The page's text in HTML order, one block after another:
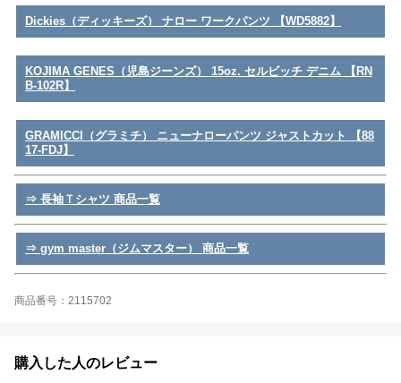
Dickies（ディッキーズ） ナロー ワークパンツ 【WD5882】
KOJIMA GENES（児島ジーンズ） 15oz. セルビッチ デニム 【RN
B-102R】
GRAMICCI（グラミチ） ニューナローパンツ ジャストカット 【88
17-FDJ】
⇒ 長袖Ｔシャツ 商品一覧
⇒ gym master（ジムマスター） 商品一覧
商品番号：2115702
購入した人のレビュー